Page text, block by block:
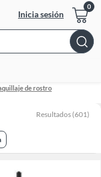
Inicia sesión
de rostro
Resultados (601)